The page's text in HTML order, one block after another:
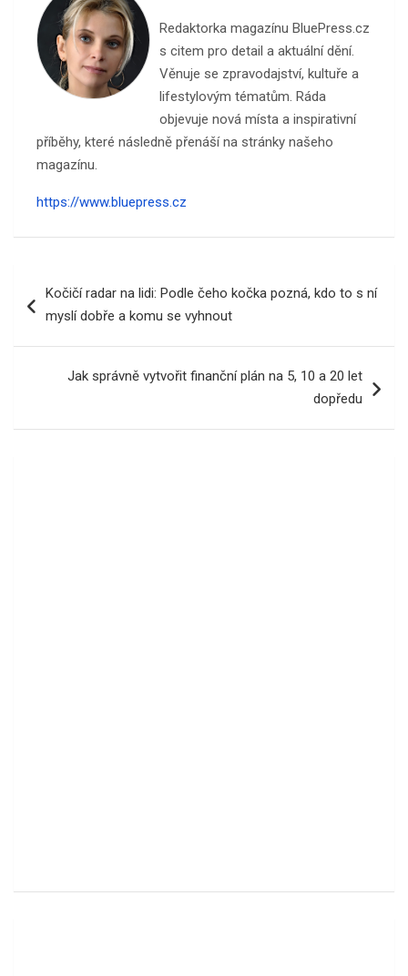
Redaktorka magazínu BluePress.cz
s citem pro detail a aktuální dění.
Věnuje se zpravodajství, kultuře a
lifestylovým tématům. Ráda
objevuje nová místa a inspirativní
příběhy, které následně přenáší na stránky našeho
magazínu.
https://www.bluepress.cz
proKočičí radar na lidi: Podle čeho kočka pozná, kdo to s ní
myslí dobře a komu se vyhnout
Jak správně vytvořit finanční plán na 5, 10 a 20 let
dopředu